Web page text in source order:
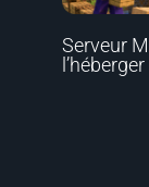
Serveur